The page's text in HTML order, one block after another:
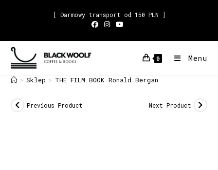
[ Darmowy transport od 150 PLN ]
0 Menu
> Sklep > THE FILM BOOK Ronald Bergan
Previous Product Next Product